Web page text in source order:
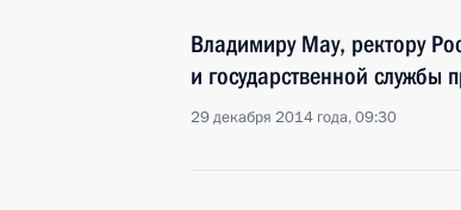
Владимиру Мау, ректору
и государственной службы
29 декабря 2014 года, 09:30